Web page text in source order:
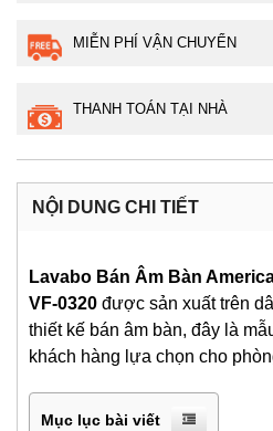
MIỄN PHÍ VẬN CHUYỂN
THANH TOÁN TẠI NHÀ
NỘI DUNG CHI TIẾT
Lavabo Bán Âm Bàn
VF-0320 được sản xuất trên
thiết kế bán âm bàn, đây là
khách hàng lựa chọn cho
Mục lục bài viết